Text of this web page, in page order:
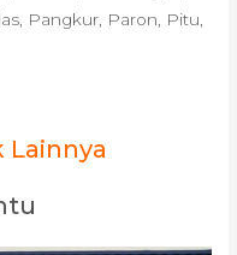
Pangkur, Paron, Pitu,
Lainnya